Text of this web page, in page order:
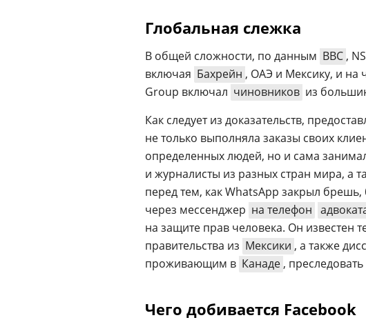
Глобальная слежка
В общей сложности, по данным BBC ,
включая Бахрейн , ОАЭ и Мексику, и на
Group включал чиновников из
Как следует из доказательств,
не только выполняла заказы своих
определенных людей, но и сама
и журналисты из разных стран мира, а
перед тем, как WhatsApp закрыл
через мессенджер на телефон
на защите прав человека. Он известен
правительства из Мексики , а также
проживающим в Канаде ,
Чего добивается Facebook